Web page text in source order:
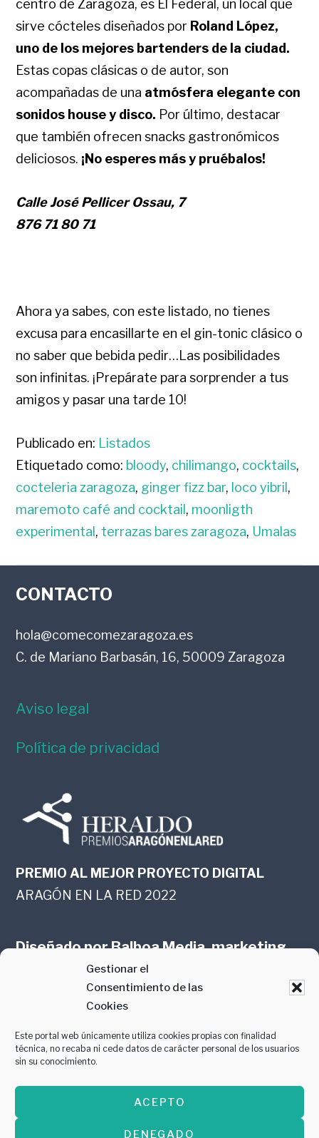
Gestionar el
Consentimiento de las
Cookies
Este portal web únicamente utiliza cookies propias con finalidad
técnica, no recaba ni cede datos de carácter personal de los usuarios
sin su conocimiento.
ACEPTO
DENEGADO
centro de Zaragoza, es El Federal, un local que
sirve cócteles diseñados por Roland López,
uno de los mejores bartenders de la ciudad.
Estas copas clásicas o de autor, son
acompañadas de una atmósfera elegante con
sonidos house y disco. Por último, destacar
que también ofrecen snacks gastronómicos
deliciosos. ¡No esperes más y pruébalos!
Calle José Pellicer Ossau, 7
876 71 80 71
Ahora ya sabes, con este listado, no tienes
excusa para encasillarte en el gin-tonic clásico o
no saber que bebida pedir…Las posibilidades
son infinitas. ¡Prepárate para sorprender a tus
amigos y pasar una tarde 10!
Publicado en: Listados
Etiquetado como: bloody, chilimango, cocktails,
cocteleria zaragoza, ginger fizz bar, loco yibril ,
maremoto café and cocktail , moonligth
experimental , terrazas bares zaragoza, Umalas
FOOTER
CONTACTO
hola@comecomezaragoza.es
C. de Mariano Barbasán, 16, 50009 Zaragoza
Aviso legal
Política de privacidad
PREMIO AL MEJOR PROYECTO DIGITAL
ARAGÓN EN LA RED 2022
Diseñado porBalboa Media, marketing
online en Zaragoza
PREMIO AL MEJOR CONTENIDO
GASTROMANÍA 2018